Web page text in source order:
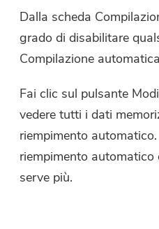
Dalla scheda
grado di disabilitare
Compilazione
Fai clic sul pulsante
vedere tutti i dati
riempimento
riempimento automatico
serve più.